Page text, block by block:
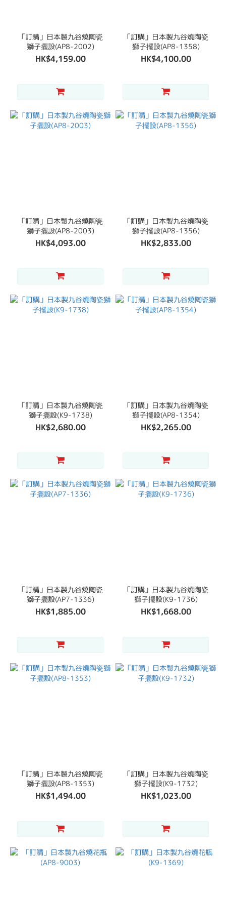
「訂購」日本製九谷燒陶瓷
獅子擺設(AP8-2002)
HK$4,159.00
「訂購」日本製九谷燒陶瓷
獅子擺設(AP8-1358)
HK$4,100.00
「訂購」日本製九谷燒陶瓷
獅子擺設(AP8-2003)
HK$4,093.00
「訂購」日本製九谷燒陶瓷
獅子擺設(AP8-1356)
HK$2,833.00
「訂購」日本製九谷燒陶瓷
獅子擺設(K9-1738)
HK$2,680.00
「訂購」日本製九谷燒陶瓷
獅子擺設(AP8-1354)
HK$2,265.00
「訂購」日本製九谷燒陶瓷
獅子擺設(AP7-1336)
HK$1,885.00
「訂購」日本製九谷燒陶瓷
獅子擺設(K9-1736)
HK$1,668.00
「訂購」日本製九谷燒陶瓷
獅子擺設(AP8-1353)
HK$1,494.00
「訂購」日本製九谷燒陶瓷
獅子擺設(K9-1732)
HK$1,023.00